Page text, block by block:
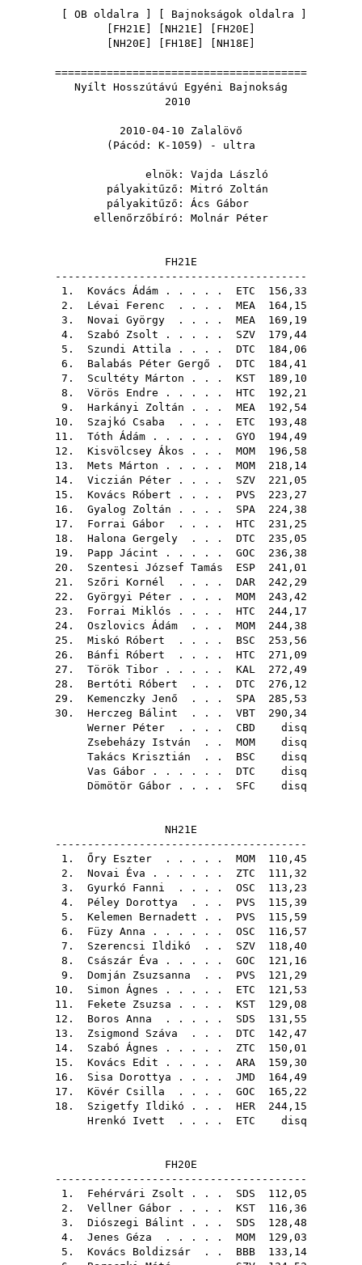
OB oldalra Bajnokságok oldalra
FH21E NH21E FH20E
NH20E FH18E NH18E
=======================================
Nyílt Hosszútávú Egyéni Bajnokság
2010
2010-04-10 Zalalövő
(Pácód: K-1059) - ultra
elnök: Vajda László
pályakitűző: Mitró Zoltán
pályakitűző: Ács Gábor
ellenőrzőbíró: Molnár Péter
FH21E
---------------------------------------
1. Kovács Ádám . . . . . ETC 156,33
2. Lévai Ferenc . . . . MEA 164,15
3. Novai György . . . . MEA 169,19
4. Szabó Zsolt . . . . . SZV 179,44
5. Szundi Attila . . . . DTC 184,06
6. Balabás Péter Gergő . DTC 184,41
7. Scultéty Márton . . . KST 189,10
8. Vörös Endre . . . . . HTC 192,21
9. Harkányi Zoltán . . . MEA 192,54
10. Szajkó Csaba . . . . ETC 193,48
11. Tóth Ádám . . . . . . GYO 194,49
12. Kisvölcsey Ákos . . . MOM 196,58
13. Mets Márton . . . . . MOM 218,14
14. Viczián Péter . . . . SZV 221,05
15. Kovács Róbert . . . . PVS 223,27
16. Gyalog Zoltán . . . . SPA 224,38
17. Forrai Gábor . . . . HTC 231,25
18. Halona Gergely . . . DTC 235,05
19. Papp Jácint . . . . . GOC 236,38
20. Szentesi József Tamás ESP 241,01
21. Szőri Kornél . . . . DAR 242,29
22. Györgyi Péter . . . . MOM 243,42
23. Forrai Miklós . . . . HTC 244,17
24. Oszlovics Ádám . . . MOM 244,38
25. Miskó Róbert . . . . BSC 253,56
26. Bánfi Róbert . . . . HTC 271,09
27. Török Tibor . . . . . KAL 272,49
28. Bertóti Róbert . . . DTC 276,12
29. Kemenczky Jenő . . . SPA 285,53
30. Herczeg Bálint . . . VBT 290,34
Werner Péter . . . . CBD disq
Zsebeházy István . . MOM disq
Takács Krisztián . . BSC disq
Vas Gábor . . . . . . DTC disq
Dömötör Gábor . . . . SFC disq
NH21E
---------------------------------------
1. Őry Eszter . . . . . MOM 110,45
2. Novai Éva . . . . . . ZTC 111,32
3. Gyurkó Fanni . . . . OSC 113,23
4. Péley Dorottya . . . PVS 115,39
5. Kelemen Bernadett . . PVS 115,59
6. Füzy Anna . . . . . . OSC 116,57
7. Szerencsi Ildikó . . SZV 118,40
8. Császár Éva . . . . . GOC 121,16
9. Domján Zsuzsanna . . PVS 121,29
10. Simon Ágnes . . . . . ETC 121,53
11. Fekete Zsuzsa . . . . KST 129,08
12. Boros Anna . . . . . SDS 131,55
13. Zsigmond Száva . . . DTC 142,47
14. Szabó Ágnes . . . . . ZTC 150,01
15. Kovács Edit . . . . . ARA 159,30
16. Sisa Dorottya . . . . JMD 164,49
17. Kövér Csilla . . . . GOC 165,22
18. Szigetfy Ildikó . . . HER 244,15
Hrenkó Ivett . . . . ETC disq
FH20E
---------------------------------------
1. Fehérvári Zsolt . . . SDS 112,05
2. Vellner Gábor . . . . KST 116,36
3. Diószegi Bálint . . . SDS 128,48
4. Jenes Géza . . . . . MOM 129,03
5. Kovács Boldizsár . . BBB 133,14